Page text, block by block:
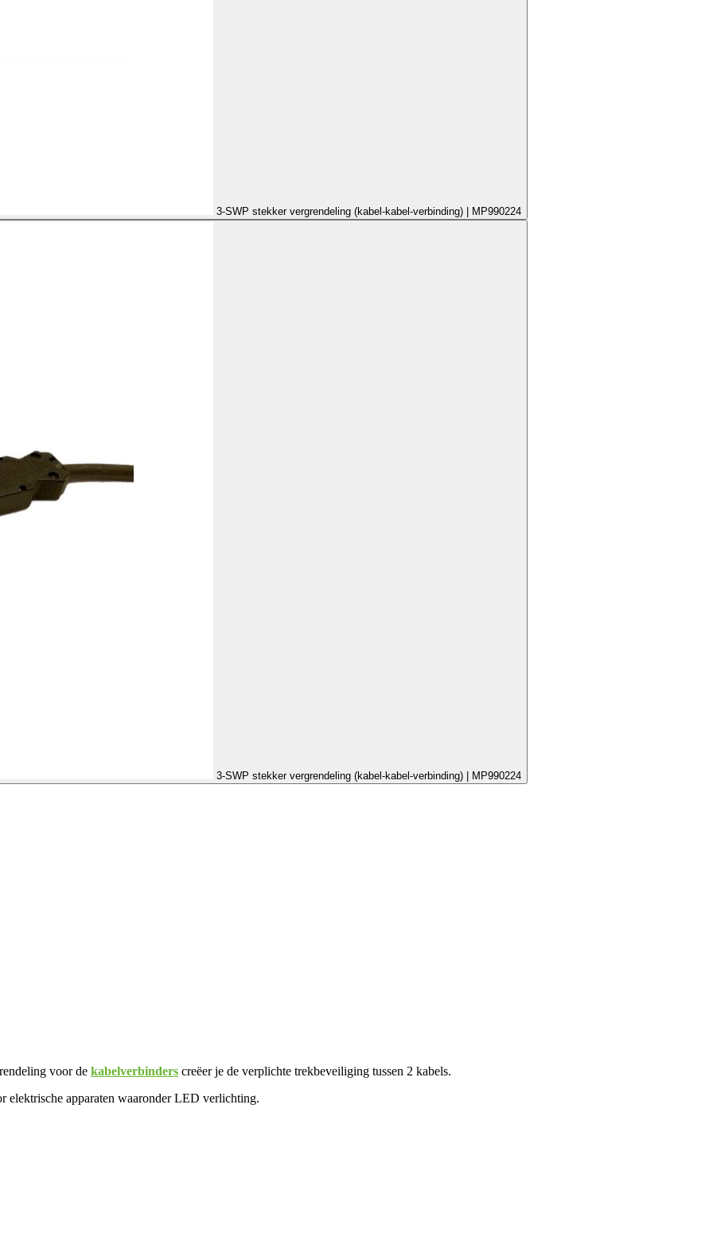
3-SWP stekker vergrendeling (kabel-kabel-verbinding) | MP990224
3-SWP stekker vergrendeling (kabel-kabel-verbinding) | MP990224
voor de kabelverbinders creëer je de verplichte trekbeveiliging tussen 2 kabels.
elektrische apparaten waaronder LED verlichting.